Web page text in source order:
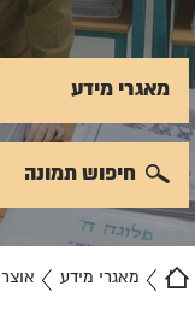
מאגרי מידע
מאגרי מידע
חיפוש תמונה